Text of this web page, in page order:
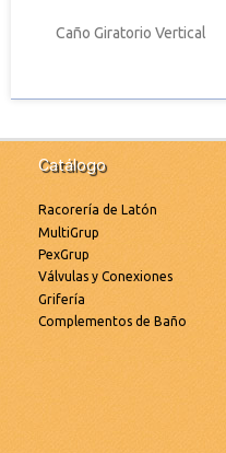
Caño Giratorio Vertical
Catálogo
Racorería de Latón
MultiGrup
PexGrup
Válvulas y Conexiones
Grifería
Complementos de Baño